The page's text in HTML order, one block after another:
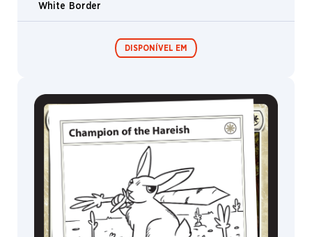
White Border
DISPONÍVEL EM
MagicCon
Box